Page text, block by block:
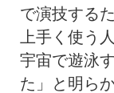
で演技する
上手く使う
宇宙で遊泳
た」と明ら